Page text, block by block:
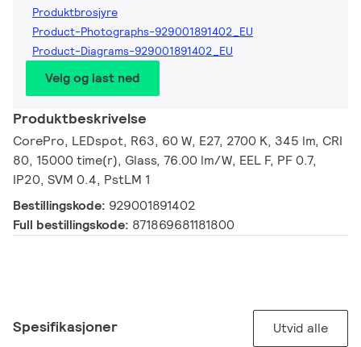
Produktbrosjyre
Product-Photographs-929001891402_EU
Product-Diagrams-929001891402_EU
Velg og last ned
Produktbeskrivelse
CorePro, LEDspot, R63, 60 W, E27, 2700 K, 345 lm, CRI
80, 15000 time(r), Glass, 76.00 lm/W, EEL F, PF 0.7,
IP20, SVM 0.4, PstLM 1
Bestillingskode: 929001891402
Full bestillingskode: 871869681181800
Spesifikasjoner Utvid alle